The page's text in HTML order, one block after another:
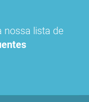
nossa lista de